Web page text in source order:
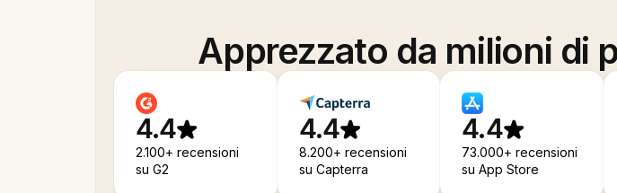
Apprezzato da milioni di
4.4
2.100+ recensioni
su G2
4.4
8.200+ recensioni
su Capterra
4.4
73.000+ recensioni
su App Store